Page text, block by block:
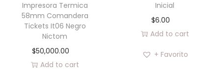
Impresora Termica
58mm Comandera
Tickets It06 Negro
Nictom
$50,000.00
Add to cart
Inicial
$6.00
Add to cart
+ Favorito